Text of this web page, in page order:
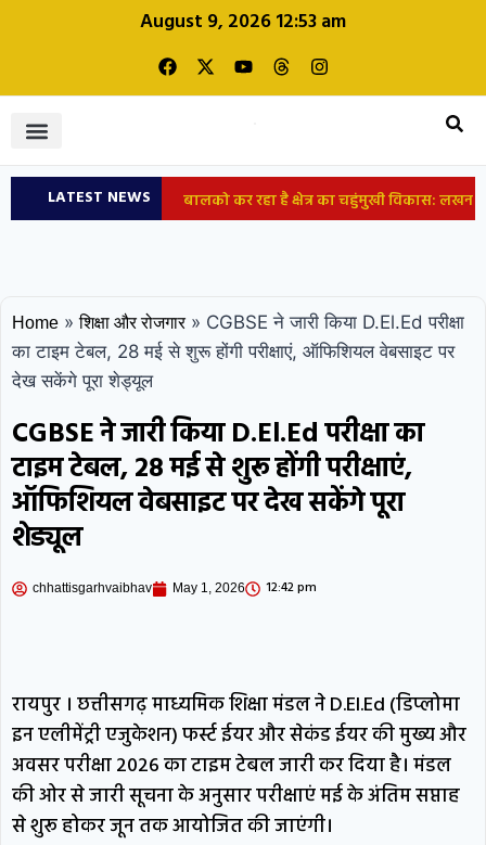
August 9, 2026 12:53 am
LATEST NEWS
बालको कर रहा है क्षेत्र का चहुंमुखी विकास: लखन
लिस्ट
कोरबा: अधेड़ को बदमाशों ने मारपीट
बची जान, पुलिस जांच में जुटी
कोरबा में 6
फीट का सबसे छोटा किंग कोबरा मिला, बाथरूम में
टिप्पणी, हिंदू संगठनों का हंगामा; क्रिश्चियन फोरम का
नेता अरेस्ट
Home » शिक्षा और रोजगार » CGBSE ने जारी किया D.El.Ed परीक्षा
का टाइम टेबल, 28 मई से शुरू होंगी परीक्षाएं, ऑफिशियल वेबसाइट पर
देख सकेंगे पूरा शेड्यूल
CGBSE ने जारी किया D.El.Ed परीक्षा का
टाइम टेबल, 28 मई से शुरू होंगी परीक्षाएं,
ऑफिशियल वेबसाइट पर देख सकेंगे पूरा
शेड्यूल
chhattisgarhvaibhav May 1, 2026 12:42 pm
रायपुर । छत्तीसगढ़ माध्यमिक शिक्षा मंडल ने D.El.Ed (डिप्लोमा
इन एलीमेंट्री एजुकेशन) फर्स्ट ईयर और सेकंड ईयर की मुख्य और
अवसर परीक्षा 2026 का टाइम टेबल जारी कर दिया है। मंडल
की ओर से जारी सूचना के अनुसार परीक्षाएं मई के अंतिम सप्ताह
से शुरू होकर जून तक आयोजित की जाएंगी।